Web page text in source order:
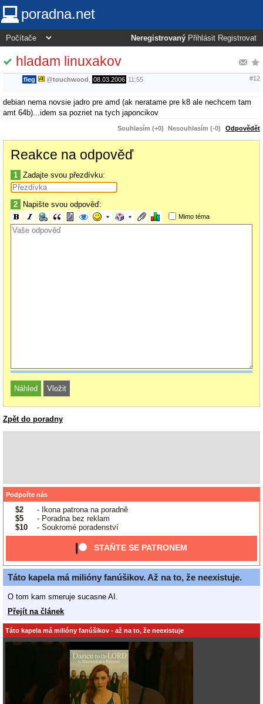
poradna.net
Neregistrovaný Přihlásit Registrovat
hladam linuxakov
fleg @touchwood 08.03.2006 11:55 #12
debian nema novsie jadro pre amd (ak neratame pre k8 ale nechcem tam
amt 64b)...idem sa pozriet na tych japoncikov
Souhlasím (+0) Nesouhlasím (-0) Odpovědět
Reakce na odpověď
1 Zadajte svou přezdívku:
2 Napište svou odpověď:
Mimo téma
Zpět do poradny
Podpořte nás
$2
- Ikona patrona na poradně
$5
- Poradna bez reklam
$10
- Soukromé poradenství
STAŇTE SE PATRONEM
Táto kapela má milióny fanúšikov. Až na to, že neexistuje.
O tom kam smeruje sucasne AI.
Přejít na článek
Táto kapela má milióny fanúšikov - až na to, že neexistuje